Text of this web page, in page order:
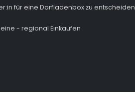
für eine Dorfladenbox zu entscheiden
- regional Einkaufen